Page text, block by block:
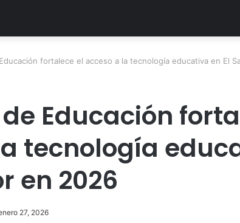
fortalece el acceso a la tecnología educativa en El
Educación
tecnología
en 2026
27, 2026